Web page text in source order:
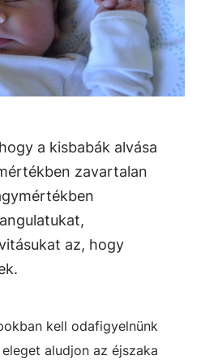
a kisbabák alvása
zavartalan
az, hogy
kell odafigyelnünk
aludjon az éjszaka